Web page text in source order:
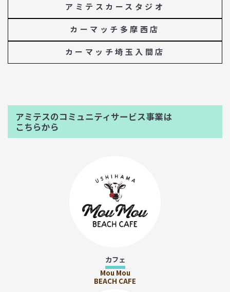
アミテスカースタジオ
カーマッチ多摩西店
カーマッチ埼玉入間店
アミテスのコミュニティサービス事業は
こちらから
カフェ
Mou Mou
BEACH CAFE